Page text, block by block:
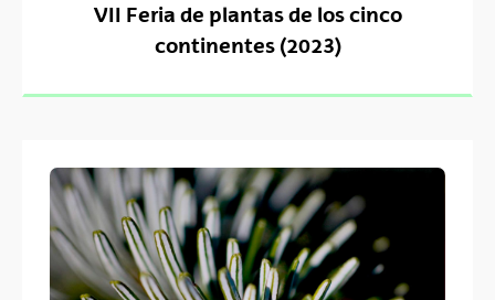
VII Feria de plantas de los cinco
continentes (2023)